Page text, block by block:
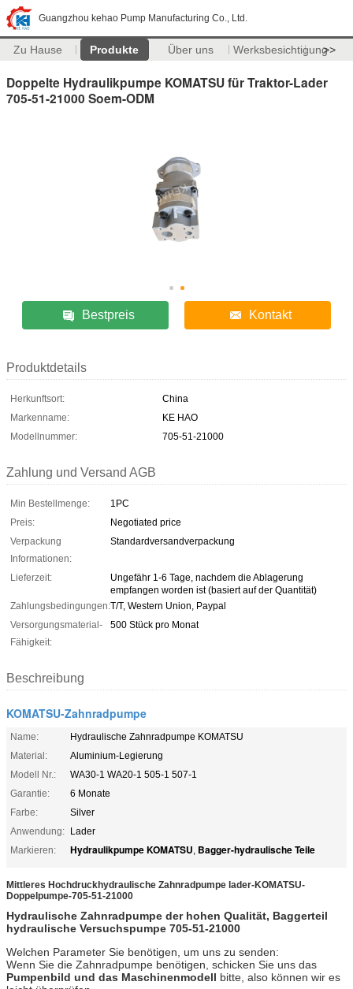
Guangzhou kehao Pump Manufacturing Co., Ltd.
Zu Hause Produkte Über uns Werksbesichtigung>>
Doppelte Hydraulikpumpe KOMATSU für Traktor-Lader
705-51-21000 Soem-ODM
Bestpreis Kontakt
Produktdetails
Herkunftsort:
China
Markenname:
KE HAO
Modellnummer:
705-51-21000
Zahlung und Versand AGB
Min Bestellmenge:
1PC
Preis:
Negotiated price
Verpackung
Informationen:
Standardversandverpackung
Lieferzeit:
Ungefähr 1-6 Tage, nachdem die Ablagerung
empfangen worden ist (basiert auf der Quantität)
Zahlungsbedingungen:T/T, Western Union, Paypal
Versorgungsmaterial-
Fähigkeit:
500 Stück pro Monat
Beschreibung
KOMATSU-Zahnradpumpe
Name:
Hydraulische Zahnradpumpe KOMATSU
Material:
Aluminium-Legierung
Modell Nr.:
WA30-1 WA20-1 505-1 507-1
Garantie:
6 Monate
Farbe:
Silver
Anwendung: Lader
Markieren:
Hydraulikpumpe KOMATSU, Bagger-hydraulische Teile
Mittleres Hochdruckhydraulische Zahnradpumpe lader-KOMATSU-
Doppelpumpe-705-51-21000
Hydraulische Zahnradpumpe der hohen Qualität, Baggerteil
hydraulische Versuchspumpe 705-51-21000
Welchen Parameter Sie benötigen, um uns zu senden:
Wenn Sie die Zahnradpumpe benötigen, schicken Sie uns das
Pumpenbild und das Maschinenmodell bitte, also können wir es